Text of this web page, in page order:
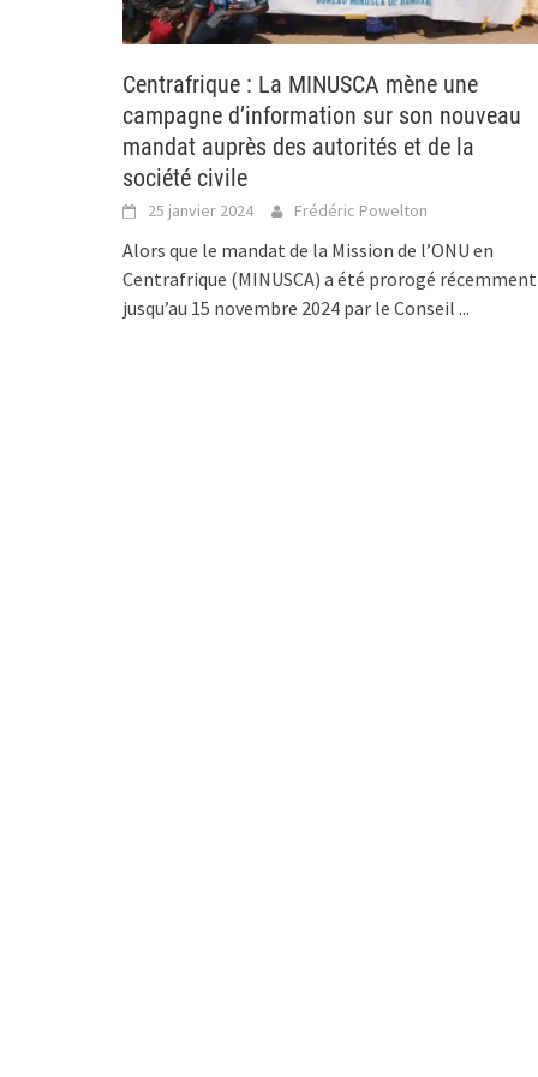
Centrafrique : La MINUSCA mène une
campagne d’information sur son nouveau
mandat auprès des autorités et de la
société civile
25 janvier 2024 Frédéric Powelton
Alors que le mandat de la Mission de l’ONU en
Centrafrique (MINUSCA) a été prorogé récemment
jusqu’au 15 novembre 2024 par le Conseil ...